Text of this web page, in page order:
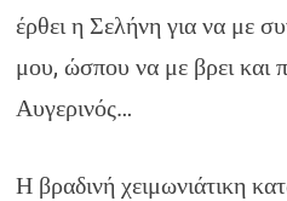
έρθει η Σελήνη για να με
μου, ώσπου να με βρει και
Αυγερινός…
Η βραδινή χειμωνιάτικη